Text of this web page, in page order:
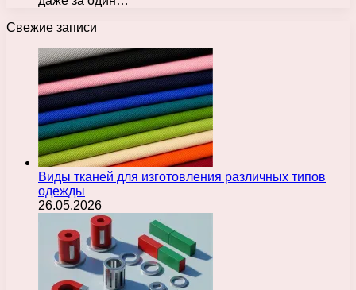
Свежие записи
Виды тканей для изготовления различных типов
одежды
26.05.2026